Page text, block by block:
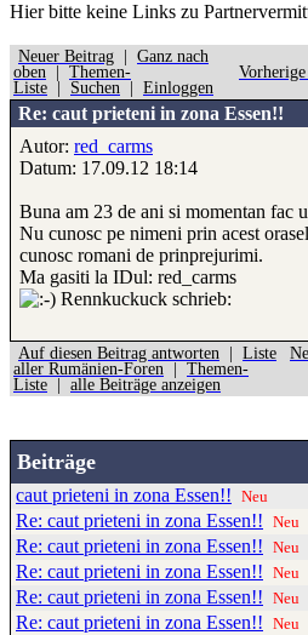
Hier bitte keine Links zu
Neuer Beitrag
Ganz nach
oben
Themen-
Liste
Suchen Einloggen
Re: caut prieteni in zona Essen!!
Autor: red_carms
Datum: 17.09.12 18:14
Buna am 23 de ani si momentan fac
Nu cunosc pe nimeni prin acest
cunosc romani de prinprejurimi.
Ma gasiti la IDul: red_carms
Rennkuckuck schrieb:
Auf diesen Beitrag antworten
Liste
aller Rumänien-Foren
Themen-
Liste
alle Beiträge anzeigen
Beiträge
caut prieteni in zona Essen!! Neu
Re: caut prieteni in zona Essen!! Neu
Re: caut prieteni in zona Essen!! Neu
Re: caut prieteni in zona Essen!! Neu
Re: caut prieteni in zona Essen!! Neu
Re: caut prieteni in zona Essen!! Neu